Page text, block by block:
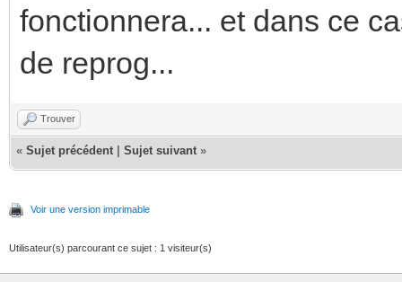
fonctionnera... et dans ce
de reprog...
Trouver
« Sujet précédent Sujet suivant »
Voir une version imprimable
Utilisateur(s) parcourant ce sujet : 1 visiteur(s)